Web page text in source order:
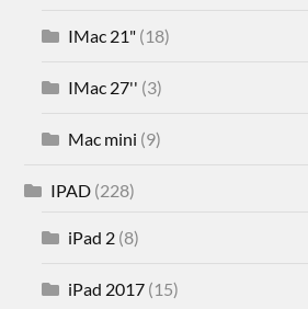
IMac 21" (18)
IMac 27'' (3)
Mac mini (9)
IPAD (228)
iPad 2 (8)
iPad 2017 (15)